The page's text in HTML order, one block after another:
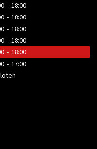
- 18:00
- 18:00
- 18:00
- 18:00
- 18:00
- 17:00